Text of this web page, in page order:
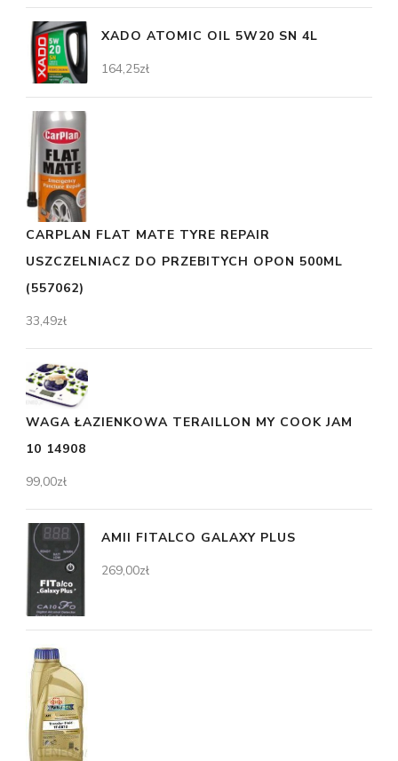
XADO ATOMIC OIL 5W20 SN 4L
164,25zł
CARPLAN FLAT MATE TYRE REPAIR
USZCZELNIACZ DO PRZEBITYCH OPON 500ML
(557062)
33,49zł
WAGA ŁAZIENKOWA TERAILLON MY COOK JAM
10 14908
99,00zł
AMII FITALCO GALAXY PLUS
269,00zł